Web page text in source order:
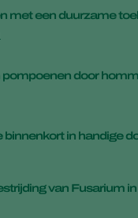
met een duurzame
van pompoenen door
binnenkort in handige
van Fusarium